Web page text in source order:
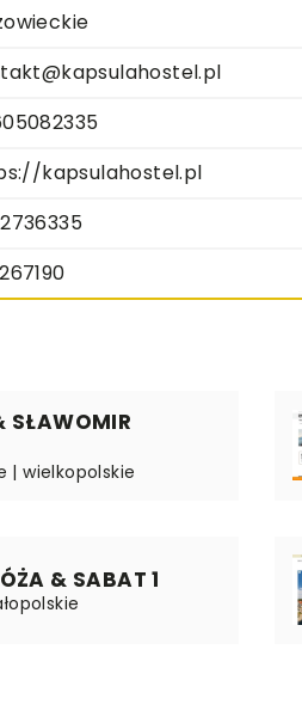
kapsulahostel.pl
SŁAWOMIR
| wielkopolskie
& SABAT 1